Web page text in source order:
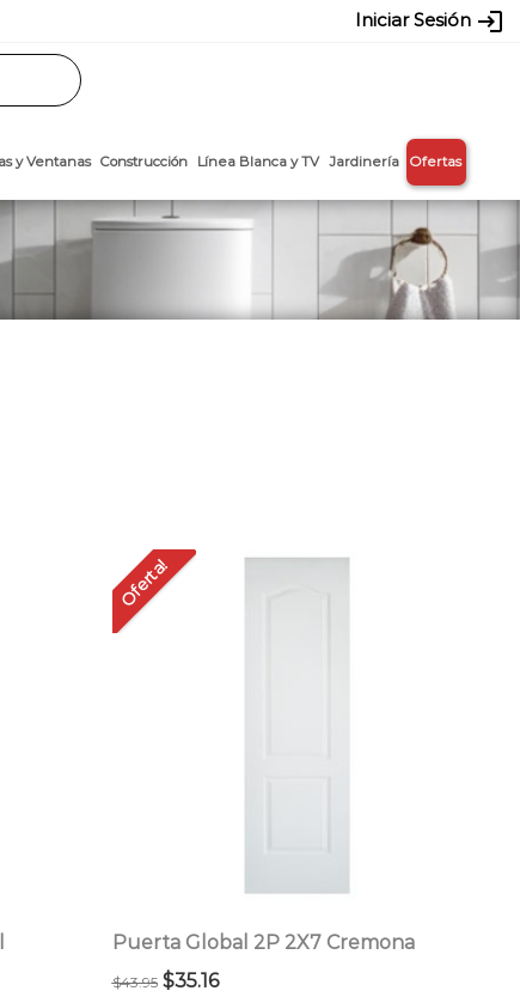
Iniciar Sesión login
Línea Blanca y
Oferta!
Puerta Global 2P 2X7 Cremona
$43.95 El
$35.16El